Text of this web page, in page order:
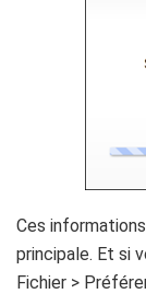
Ces
principale. Et si
Fichier >